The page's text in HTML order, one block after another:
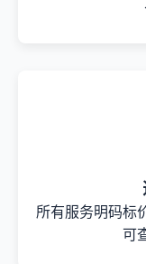
所有服务明码标
可